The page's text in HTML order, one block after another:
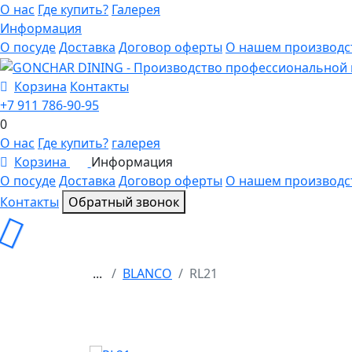
О нас Где купить? Галерея
Информация
О посудеДоставка Договор оферты О нашем
Корзина Контакты
+7 911 786-90-95
0
О нас Где купить? галерея
Корзина
Информация
О посудеДоставка Договор оферты О нашем
Контакты
Обратный звонок
... BLANCO RL21